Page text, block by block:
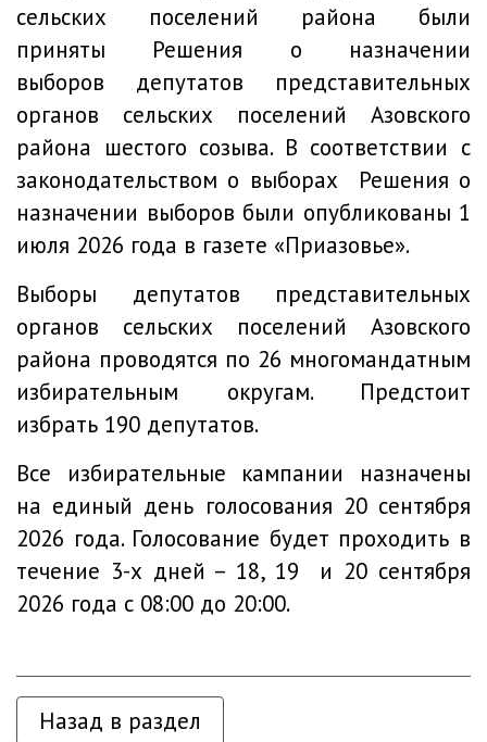
сельских поселений района были
приняты Решения о назначении
выборов депутатов представительных
органов сельских поселений Азовского
района шестого созыва. В соответствии с
законодательством о выборах Решения о
назначении выборов были опубликованы 1
июля 2026 года в газете «Приазовье».
Выборы депутатов представительных
органов сельских поселений Азовского
района проводятся по 26 многомандатным
избирательным округам. Предстоит
избрать 190 депутатов.
Все избирательные кампании назначены
на единый день голосования 20 сентября
2026 года. Голосование будет проходить в
течение 3-х дней – 18, 19 и 20 сентября
2026 года с 08:00 до 20:00.
Назад в раздел